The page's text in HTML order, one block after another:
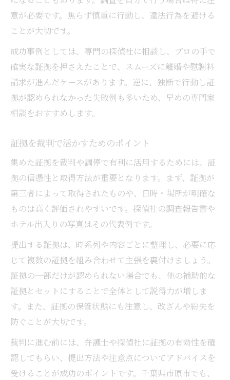
意が必要です。焦らず慎重に行動し、違法行為を避ける
ことが大切です。
成功事例としては、専門の探偵社に相談し、プロの手で
確実な証拠を押さえたことで、スムーズに離婚や慰謝料
請求が進んだケースがあります。逆に、独断で行動し証
拠が認められなかった失敗例も多いため、早めの専門家
相談をおすすめします。
証拠を裁判で活かすためのポイント
集めた証拠を裁判や調停で有利に活用するためには、証
拠の信憑性と取得方法が重要となります。まず、証拠が
第三者によって取得されたものや、日時・場所が明確な
ものは高く評価されやすいです。探偵社の調査報告書や
ホテル出入りの写真はその代表例です。
提出する証拠は、時系列や内容ごとに整理し、必要に応
じて複数の証拠を組み合わせて主張を裏付けましょう。
証拠の一部だけが認められない場合でも、他の補助的な
証拠とセットにすることで全体として説得力が増しま
す。また、証拠の保管状態にも注意し、改ざんや紛失を
防ぐことが大切です。
裁判に進む前には、弁護士や探偵社に証拠の有効性を確
認してもらい、提出方法や注意点についてアドバイスを
受けることが成功のポイントです。千葉県市原市でも、